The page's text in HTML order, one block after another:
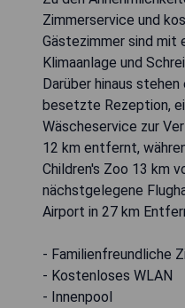
Zimmerservice und
Gästezimmer sind mit
Klimaanlage und
Darüber hinaus stehen
besetzte Rezeption,
Wäscheservice zur
12 km entfernt,
Children's Zoo 13 km
nächstgelegene
Airport in 27 km
- Familienfreundliche
- Kostenloses WLAN
- Innenpool